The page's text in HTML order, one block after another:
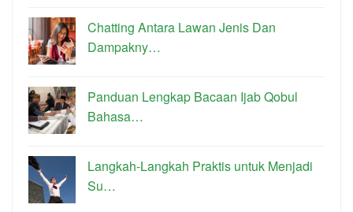
Chatting Antara Lawan Jenis Dan
Dampakny…
Panduan Lengkap Bacaan Ijab Qobul
Bahasa…
Langkah-Langkah Praktis untuk Menjadi
Su…